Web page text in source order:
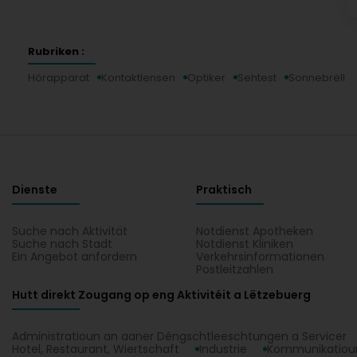
Rubriken :
Hörapparat
Kontaktlensen Optiker Sehtest Sonnebrëll
Dienste
Suche nach Aktivität
Suche nach Stadt
Ein Angebot anfordern
Praktisch
Notdienst Apotheken
Notdienst Kliniken
Verkehrsinformationen
Postleitzahlen
Hutt direkt Zougang op eng Aktivitéit a Lëtzebuerg
Administratioun an aaner Déngschtleeschtungen a Servicer
Hotel, Restaurant, Wiertschaft
Industrie